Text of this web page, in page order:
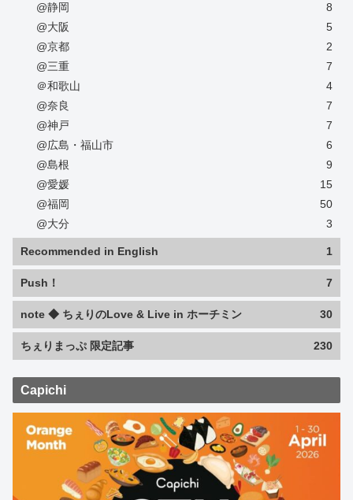
@静岡
8
@大阪
5
@京都
2
@三重
7
＠和歌山
4
@奈良
7
@神戸
7
@広島・福山市
6
@島根
9
@愛媛
15
@福岡
50
@大分
3
Recommended in English 1
Push！ 7
note ◆ ちぇりのLove & Live in ホーチミン 30
ちぇりまっぷ 限定記事 230
Capichi